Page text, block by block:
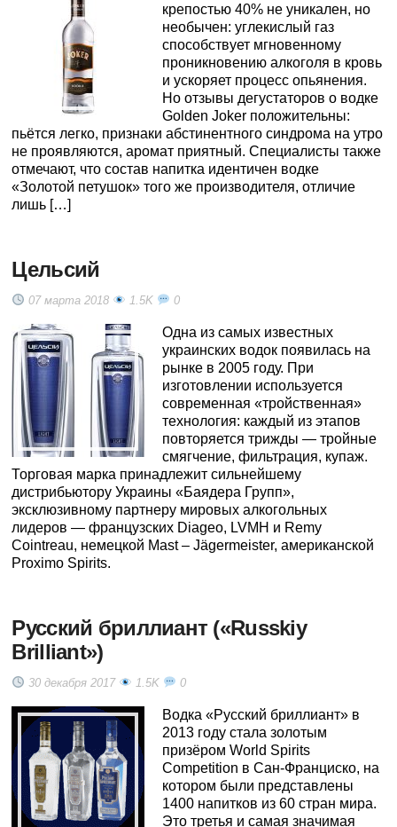
крепостью 40% не уникален, но
необычен: углекислый газ
способствует мгновенному
проникновению алкоголя в кровь
и ускоряет процесс опьянения.
Но отзывы дегустаторов о водке
Golden Joker положительны:
пьётся легко, признаки абстинентного синдрома на утро
не проявляются, аромат приятный. Специалисты также
отмечают, что состав напитка идентичен водке
«Золотой петушок» того же производителя, отличие
лишь […]
Цельсий
07 марта 2018 1.5K 0
Одна из самых известных
украинских водок появилась на
рынке в 2005 году. При
изготовлении используется
современная «тройственная»
технология: каждый из этапов
повторяется трижды — тройные
смягчение, фильтрация, купаж.
Торговая марка принадлежит сильнейшему
дистрибьютору Украины «Баядера Групп»,
эксклюзивному партнеру мировых алкогольных
лидеров — французских Diageo, LVMH и Remy
Cointreau, немецкой Mast – Jägermeister, американской
Proximo Spirits.
Русский бриллиант («Russkiy
Brilliant»)
30 декабря 2017 1.5K 0
Водка «Русский бриллиант» в
2013 году стала золотым
призёром World Spirits
Competition в Сан-Франциско, на
котором были представлены
1400 напитков из 60 стран мира.
Это третья и самая значимая